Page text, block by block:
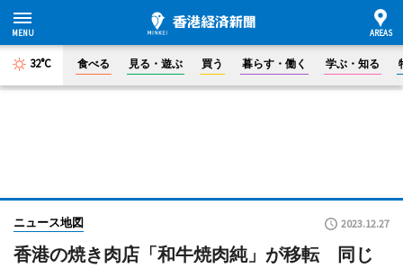
32°C 食べる 見る・遊ぶ 買う 暮らす・働く 学ぶ・知る
ニュース地図 2023.12.27
香港の焼き肉店「和牛焼肉純」が移転 同じ